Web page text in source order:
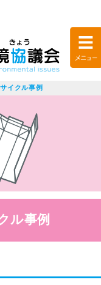
イクル事例
ル事例